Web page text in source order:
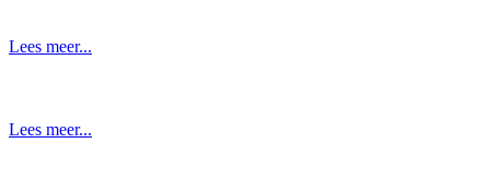
Lees meer...
Lees meer...